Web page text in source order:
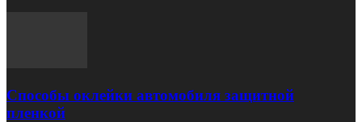
Способы оклейки автомобиля защитной
пленкой